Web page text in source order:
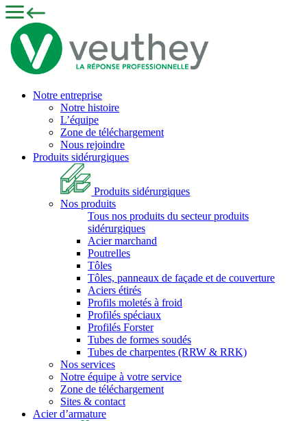
Notre entreprise
Notre histoire
L’équipe
Zone de téléchargement
Nous rejoindre
Produits sidérurgiques
Produits sidérurgiques
Nos produits
Tous nos produits du secteur produits
sidérurgiques
Acier marchand
Poutrelles
Tôles
Tôles, panneaux de façade et de couverture
Aciers étirés
Profils moletés à froid
Profilés spéciaux
Profilés Forster
Tubes de formes soudés
Tubes de charpentes (RRW & RRK)
Nos services
Notre équipe à votre service
Zone de téléchargement
Sites & contact
Acier d’armature